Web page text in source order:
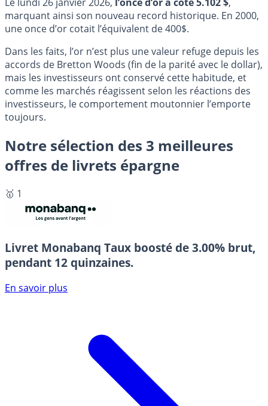
marquant ainsi son nouveau record historique. En 2000,
une once d’or cotait l’équivalent de 400$.
Dans les faits, l’or n’est plus une valeur refuge depuis les
accords de Bretton Woods (fin de la parité avec le dollar),
mais les investisseurs ont conservé cette habitude, et
comme les marchés réagissent selon les réactions des
investisseurs, le comportement moutonnier l’emporte
toujours.
Notre sélection des 3 meilleures
offres de livrets épargne
🥇 1
Livret Monabanq Taux boosté de 3.00% brut,
pendant 12 quinzaines.
En savoir plus